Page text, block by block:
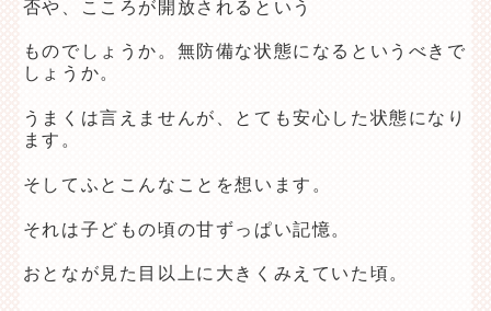
否や、こころが開放されるという
ものでしょうか。無防備な状態になるというべきで
しょうか。
うまくは言えませんが、とても安心した状態になり
ます。
そしてふとこんなことを想います。
それは子どもの頃の甘ずっぱい記憶。
おとなが見た目以上に大きくみえていた頃。